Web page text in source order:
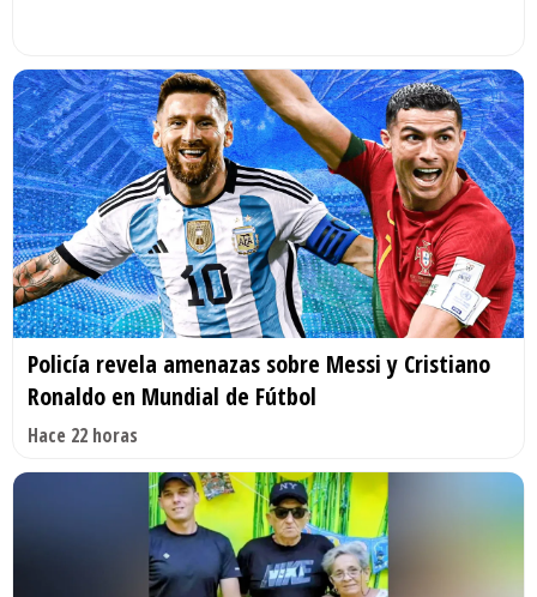
Policía revela amenazas sobre Messi y Cristiano
Ronaldo en Mundial de Fútbol
Hace 22 horas